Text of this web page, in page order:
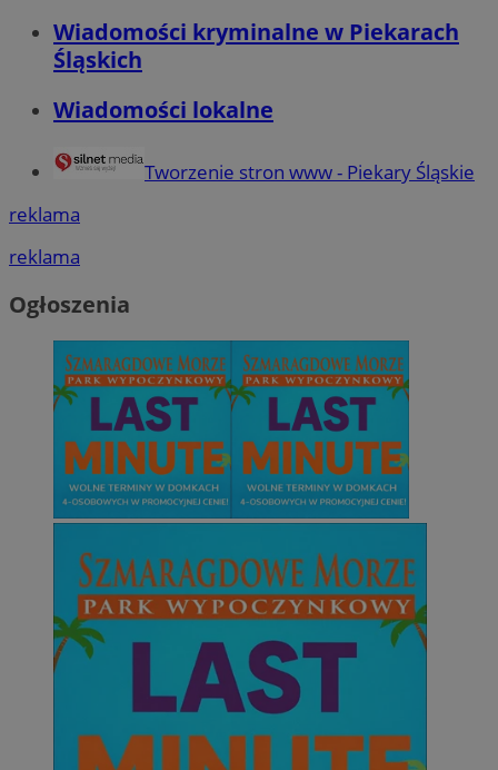
Wiadomości kryminalne w Piekarach
Śląskich
Wiadomości lokalne
Tworzenie stron www - Piekary Śląskie
reklama
reklama
Ogłoszenia